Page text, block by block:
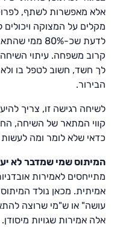
אלא מאפשרות לשתף,
מקלים על המצוקה ויכולים
לדעת שכ-
קרוב משפחה. עיתוי השיחה
לך חשד, חשוב לטפל בו
הבירור.
לשיחה רגישה זו, צריך
קווי המתאר של השיחה,
כדאי שלא לומר ומה
המיתוס שמי שמדבר לא
מתייחסים לאמירות
אמיתית. מכאן נולד
עושה" או ש"מי שרוצה
אלה אמירות שגויות